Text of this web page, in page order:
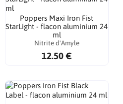
Poppers Maxi Iron Fist
StarLight - flacon aluminium 24
ml
Nitrite d'Amyle
12.50 €